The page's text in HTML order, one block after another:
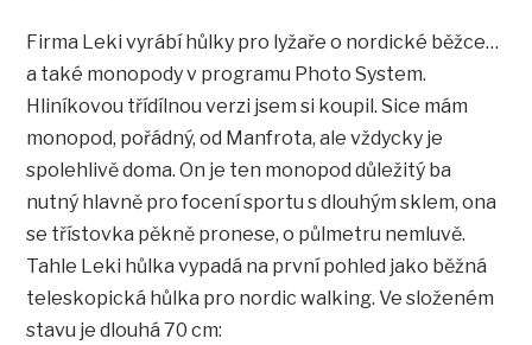
Firma Leki vyrábí hůlky pro lyžaře o nordické běžce…
a také monopody v programu Photo System.
Hliníkovou třídílnou verzi jsem si koupil. Sice mám
monopod, pořádný, od Manfrota, ale vždycky je
spolehlivě doma. On je ten monopod důležitý ba
nutný hlavně pro focení sportu s dlouhým sklem, ona
se třístovka pěkně pronese, o půlmetru nemluvě.
Tahle Leki hůlka vypadá na první pohled jako běžná
teleskopická hůlka pro nordic walking. Ve složeném
stavu je dlouhá 70 cm: